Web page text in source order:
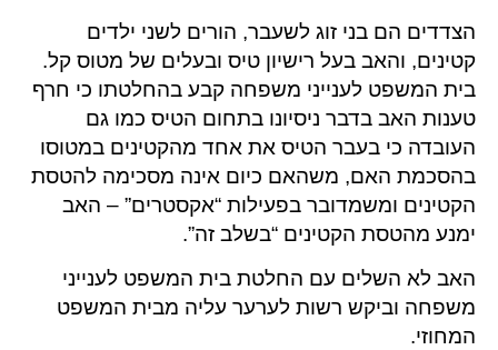
הצדדים הם בני זוג לשעבר, הורים לשני ילדים
קטינים, והאב בעל רישיון טיס ובעלים של מטוס קל.
בית המשפט לענייני משפחה קבע בהחלטתו כי חרף
טענות האב בדבר ניסיונו בתחום הטיס כמו גם
העובדה כי בעבר הטיס את אחד מהקטינים במטוסו
בהסכמת האם, משהאם כיום אינה מסכימה להטסת
הקטינים ומשמדובר בפעילות “אקסטרים” – האב
ימנע מהטסת הקטינים “בשלב זה”.
האב לא השלים עם החלטת בית המשפט לענייני
משפחה וביקש רשות לערער עליה מבית המשפט
המחוזי.